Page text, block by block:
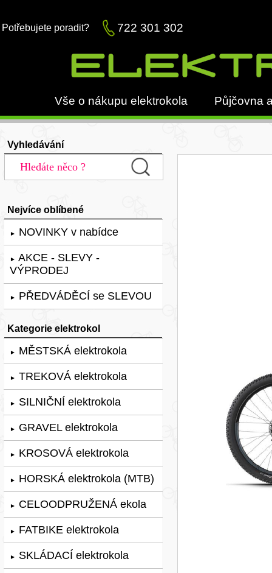
Potřebujete poradit? 722 301 302
Vše o nákupu elektrokola Půjčovna
Vyhledávání
Nejvíce oblíbené
► NOVINKY v nabídce
► AKCE - SLEVY -
VÝPRODEJ
► PŘEDVÁDĚCÍ se SLEVOU
Kategorie elektrokol
► MĚSTSKÁ elektrokola
► TREKOVÁ elektrokola
► SILNIČNÍ elektrokola
► GRAVEL elektrokola
► KROSOVÁ elektrokola
► HORSKÁ elektrokola (MTB)
► CELOODPRUŽENÁ ekola
► FATBIKE elektrokola
► SKLÁDACÍ elektrokola